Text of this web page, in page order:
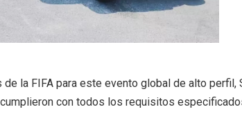
la FIFA para este evento global de alto perfil,
con todos los requisitos